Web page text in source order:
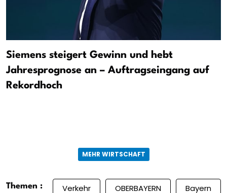
Siemens steigert Gewinn und hebt
Jahresprognose an – Auftragseingang auf
Rekordhoch
MEHR WIRTSCHAFT
Themen : Verkehr OBERBAYERN Bayern